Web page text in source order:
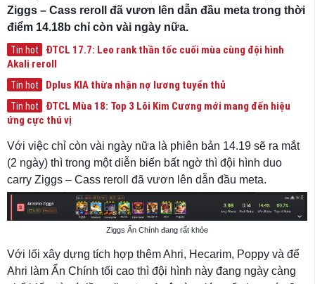
Ziggs – Cass reroll đã vươn lên dẫn đầu meta trong thời
điểm 14.18b chỉ còn vài ngày nữa.
Tin hot
ĐTCL 17.7: Leo rank thần tốc cuối mùa cùng đội hình
Akali reroll
Tin hot Dplus KIA thừa nhận nợ lương tuyển thủ
Tin hot
ĐTCL Mùa 18: Top 3 Lõi Kim Cương mới mang đến hiệu
ứng cực thú vị
Với việc chỉ còn vài ngày nữa là phiên bản 14.19 sẽ ra mắt
(2 ngày) thì trong một diễn biến bất ngờ thì đội hình duo
carry Ziggs – Cass reroll đã vươn lên dẫn đầu meta.
Ziggs Ẩn Chính đang rất khỏe
Với lối xây dựng tích hợp thêm Ahri, Hecarim, Poppy và để
Ahri làm Ẩn Chính tối cao thì đội hình này đang ngày càng